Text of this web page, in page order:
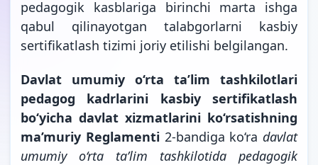
pedagogik kasblariga birinchi marta ishga
qabul qilinayotgan talabgorlarni kasbiy
sertifikatlash tizimi joriy etilishi belgilangan.
Davlat umumiy o‘rta ta’lim tashkilotlari
pedagog kadrlarini kasbiy sertifikatlash
bo‘yicha davlat xizmatlarini ko‘rsatishning
ma’muriy Reglamenti 2-bandiga ko‘ra davlat
umumiy o‘rta ta’lim tashkilotida pedagogik